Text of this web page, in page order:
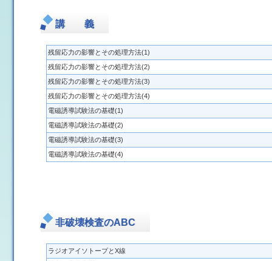
講 義
残留応力の影響とその処理方法(1)
残留応力の影響とその処理方法(2)
残留応力の影響とその処理方法(3)
残留応力の影響とその処理方法(4)
電磁誘導試験法の基礎(1)
電磁誘導試験法の基礎(2)
電磁誘導試験法の基礎(3)
電磁誘導試験法の基礎(4)
非破壊検査のABC
ラジオアイソトープとX線